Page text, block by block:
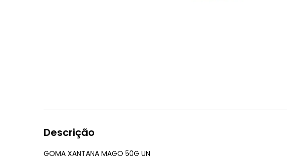
Descrição
GOMA XANTANA MAGO 50G UN